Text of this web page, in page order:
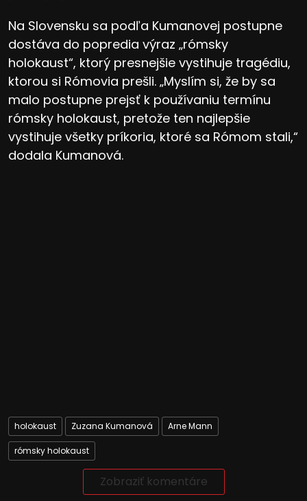
Na Slovensku sa podľa Kumanovej postupne
dostáva do popredia výraz „rómsky
holokaust“, ktorý presnejšie vystihuje tragédiu,
ktorou si Rómovia prešli. „Myslím si, že by sa
malo postupne prejsť k používaniu termínu
rómsky holokaust, pretože ten najlepšie
vystihuje všetky príkoria, ktoré sa Rómom stali,“
dodala Kumanová.
holokaust Zuzana Kumanová Arne Mann
rómsky holokaust
Zobraziť komentáre